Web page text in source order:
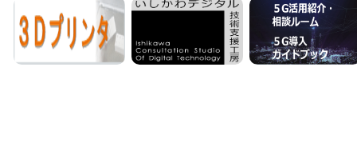
2025.07.01 工業試験場メールマガジンの配信を始めます！